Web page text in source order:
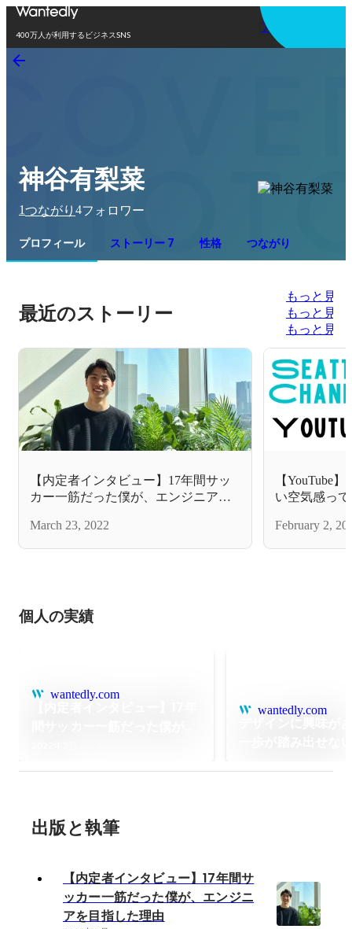
400万人が利用するビジネスSNS
アプリを使う
神谷有梨菜
1つながり 4フォロワー
プロフィール ストーリー 7 性格 つながり
最近のストーリー
もっと見る
もっと見る
もっと見る
【内定者インタビュー】17年間サッ
カー一筋だった僕が、エンジニアを
March 23, 2022
【YouTube
い空気感っ
February 2,
個人の実績
wantedly.com
wantedly.com
出版と執筆
【内定者インタビュー】17年間サ
ッカー一筋だった僕が、エンジニ
アを目指した理由